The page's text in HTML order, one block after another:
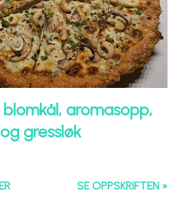
aromasopp,
gressløk
SE OPPSKRIFTEN »